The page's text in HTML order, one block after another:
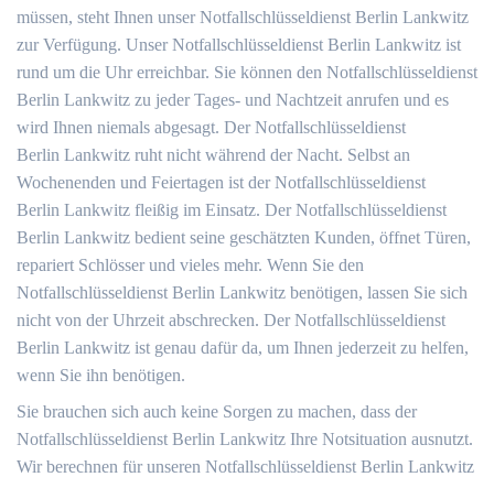
müssen, steht Ihnen unser Notfallschlüsseldienst Berlin Lankwitz
zur Verfügung. Unser Notfallschlüsseldienst Berlin Lankwitz ist
rund um die Uhr erreichbar. Sie können den Notfallschlüsseldienst
Berlin Lankwitz zu jeder Tages- und Nachtzeit anrufen und es
wird Ihnen niemals abgesagt. Der Notfallschlüsseldienst
Berlin Lankwitz ruht nicht während der Nacht. Selbst an
Wochenenden und Feiertagen ist der Notfallschlüsseldienst
Berlin Lankwitz fleißig im Einsatz. Der Notfallschlüsseldienst
Berlin Lankwitz bedient seine geschätzten Kunden, öffnet Türen,
repariert Schlösser und vieles mehr. Wenn Sie den
Notfallschlüsseldienst Berlin Lankwitz benötigen, lassen Sie sich
nicht von der Uhrzeit abschrecken. Der Notfallschlüsseldienst
Berlin Lankwitz ist genau dafür da, um Ihnen jederzeit zu helfen,
wenn Sie ihn benötigen.
Sie brauchen sich auch keine Sorgen zu machen, dass der
Notfallschlüsseldienst Berlin Lankwitz Ihre Notsituation ausnutzt.
Wir berechnen für unseren Notfallschlüsseldienst Berlin Lankwitz